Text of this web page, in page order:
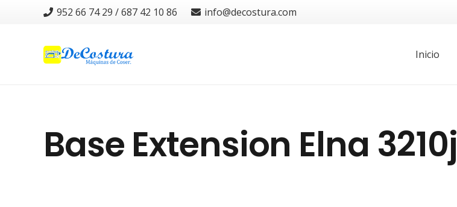
952 66 74 29 / 687 42 10 86 info@decostura.com
Inicio
Base Extension Elna 3210j